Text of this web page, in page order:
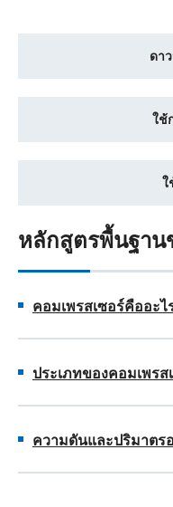
ดา
ใช้
หลักสูตรพื้นฐาน
คอมเพรสเซอร์คืออะไ
ประเภทของคอมเพรส
ความดันและปริมาตร